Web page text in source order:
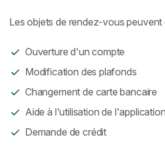
Les objets de rendez-vous peuvent
Ouverture d'un compte
Modification des plafonds
Changement de carte bancaire
Aide à l'utilisation de l'application
Demande de crédit